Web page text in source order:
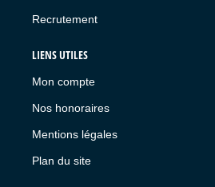
Recrutement
LIENS UTILES
Mon compte
Nos honoraires
Mentions légales
Plan du site